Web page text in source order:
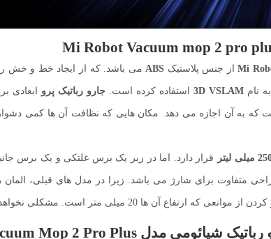
از جنس پلاستیک ABSمی باشد. که از ایجاد خط و خش
نام3D VSLAM استفاده کرده است. جارو رباتیک پرو
به آن اجازه می دهد. مکان هایی که نظافت آن ها کمی دشوار
قرار دارد. اما در زیر یک برس غلتکی و یک برس
متفاوت برای شارژ می باشد. زیرا در مدل های قبلی،
که ارتفاع آن ها 20 میلی متر است. مشکلی نخواهد داشت.